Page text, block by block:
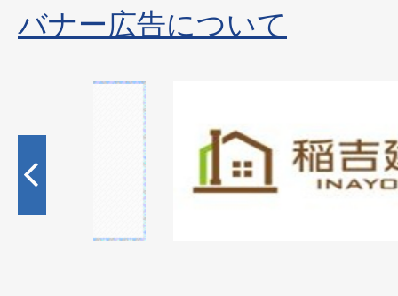
バナー広告について
枚
目